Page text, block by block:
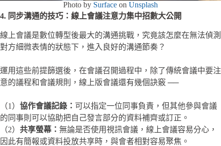
Photo by Surface on Unsplash
4. 同步溝通的技巧：線上會議注意力集中招數大公開
線上會議是數位轉型後最大的溝通挑戰，究竟該怎麼在無法偵測
對方細微表情的狀態下，進入良好的溝通節奏？
運用這些前提篩選後，在會議召開過程中，除了傳統會議中要注
意的議程和會議規則，線上版會議還有幾個訣竅 ──
（1） 協作會議記錄： 可以指定一位同事負責，但其他參與會議
的同事則可以協助把自己發言部分的資料補齊或訂正。
（2） 共享螢幕： 無論是否使用視訊會議，線上會議容易分心，
因此有簡報或資料投放共享時，與會者相對容易聚焦。